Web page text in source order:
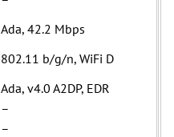
Ada, 42.2 Mbps
802.11 b/g/n, WiFi D
Ada, v4.0 A2DP, EDR
–
–